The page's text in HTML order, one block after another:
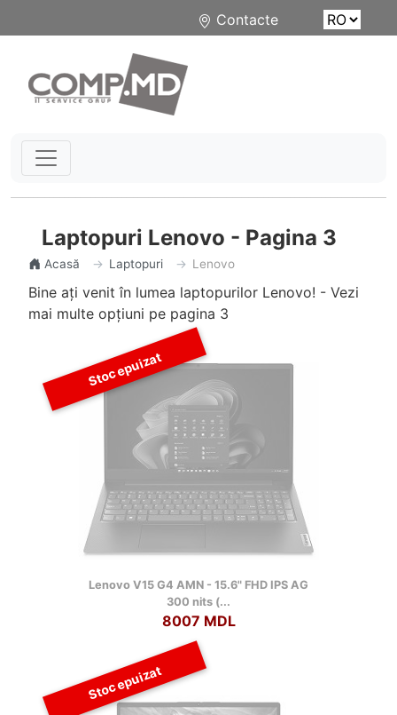
Contacte
Laptopuri Lenovo - Pagina 3
Acasă Laptopuri Lenovo
Bine ați venit în lumea laptopurilor Lenovo! - Vezi
mai multe opțiuni pe pagina 3
Stoc epuizat
Lenovo V15 G4 AMN - 15.6" FHD IPS AG
300 nits (...
8007 MDL
Stoc epuizat